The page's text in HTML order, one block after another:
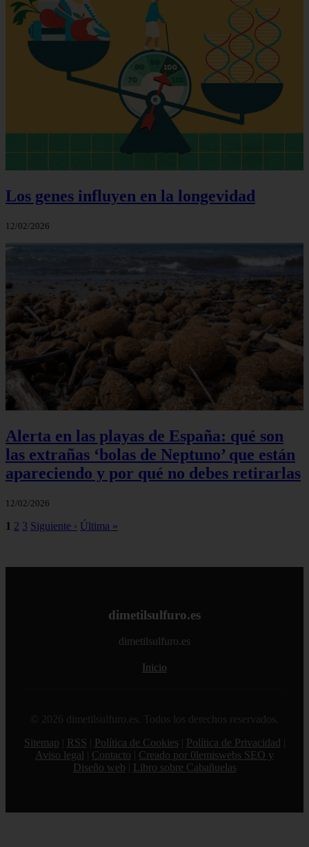
Los genes influyen en la longevidad
12/02/2026
Alerta en las playas de España: qué son
las extrañas ‘bolas de Neptuno’ que están
apareciendo y por qué no debes retirarlas
12/02/2026
1 2 3 Siguiente › Última »
dimetilsulfuro.es
dimetilsulfuro.es
Inicio
© 2026 dimetilsulfuro.es. Todos los derechos reservados.
Sitemap
RSS Política de Cookies Política de Privacidad
Aviso legal
Contacto
Creado por 0lemiswebs SEO y
Diseño web
Libro sobre Cabañuelas